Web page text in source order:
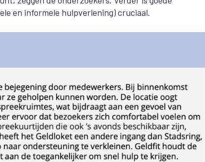
en informele hulpverlening) cruciaal.